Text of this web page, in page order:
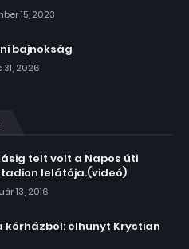
15, 2023
bajnokság
2026
telt volt a Napos úti
lelátója.(videó)
13, 2016
kórházból: elhunyt Krystian